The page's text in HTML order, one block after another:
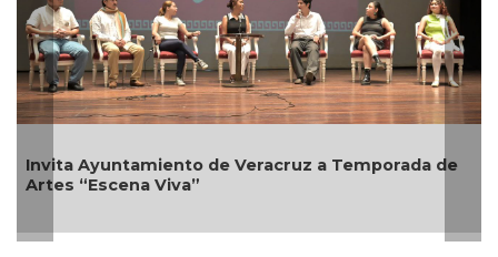
Invita Ayuntamiento de Veracruz a Temporada de
Artes “Escena Viva”